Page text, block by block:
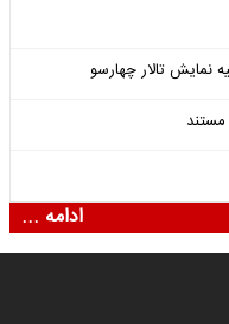
نمایش تالار چهارسو
ادامه ...